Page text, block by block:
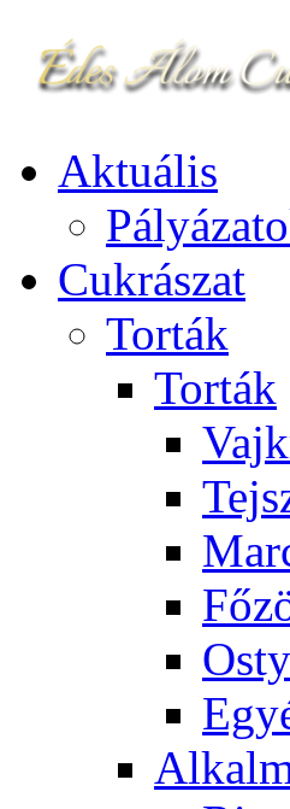
Aktuális
Cukrászat
Torták
Torták